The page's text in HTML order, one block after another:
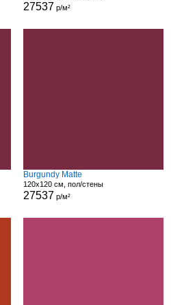
27537 р/м²
Burgundy Matte
120x120 см, пол/стены
27537 р/м²